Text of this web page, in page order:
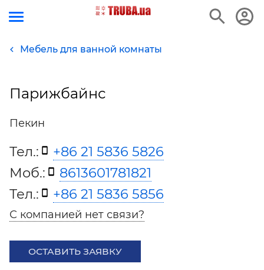
Мебель для ванной комнаты
Парижбайнс
Пекин
Тел.:
+86 21 5836 5826
Моб.:
8613601781821
Тел.:
+86 21 5836 5856
С компанией нет связи?
ОСТАВИТЬ ЗАЯВКУ